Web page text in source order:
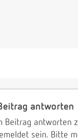
antworten
Beitrag antworten
sein. Bitte